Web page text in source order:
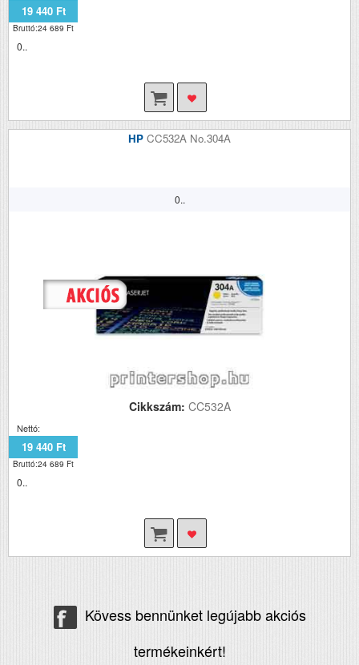
19 440 Ft
Bruttó:24 689 Ft
0..
HP CC532A No.304A
0..
Cikkszám: CC532A
Nettó:
19 440 Ft
Bruttó:24 689 Ft
0..
Kövess bennünket legújabb akciós
termékeinkért!